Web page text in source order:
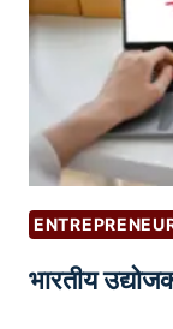
R
I
G
H
T
I
G
सु
रू
क
र
सो
भारतीय